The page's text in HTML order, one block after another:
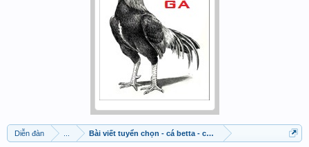
Diễn đàn ... Bài viết tuyển chọn - cá betta - cá cờ